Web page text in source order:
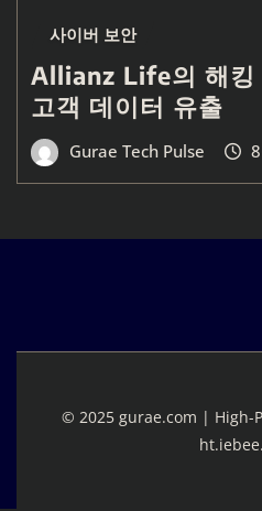
사이버 보안
Allianz Life의 해킹
고객 데이터 유출
Gurae Tech Pulse
© 2025 gurae.com | High-